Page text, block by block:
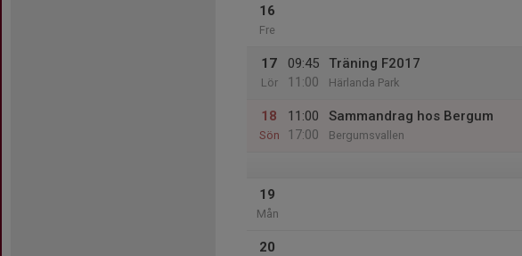
16
Fre
17
Lör
09:45
11:00
Träning F2017
Härlanda Park
18
Sön
11:00
17:00
Sammandrag hos Bergum
Bergumsvallen
19
Mån
20